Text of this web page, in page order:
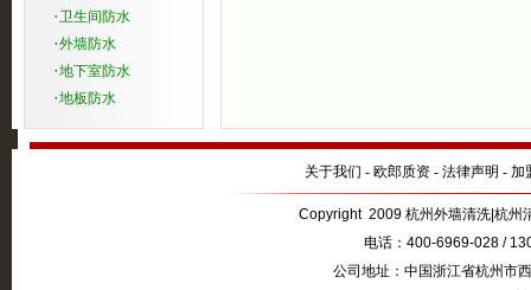
·卫生间防水
·外墙防水
·地下室防水
·地板防水
关于我们 - 欧郎质资 - 法律声明 - 加
Copyright 2009 杭州外墙清洗|杭州
电话：400-6969-028 /
公司地址：中国浙江省杭州市